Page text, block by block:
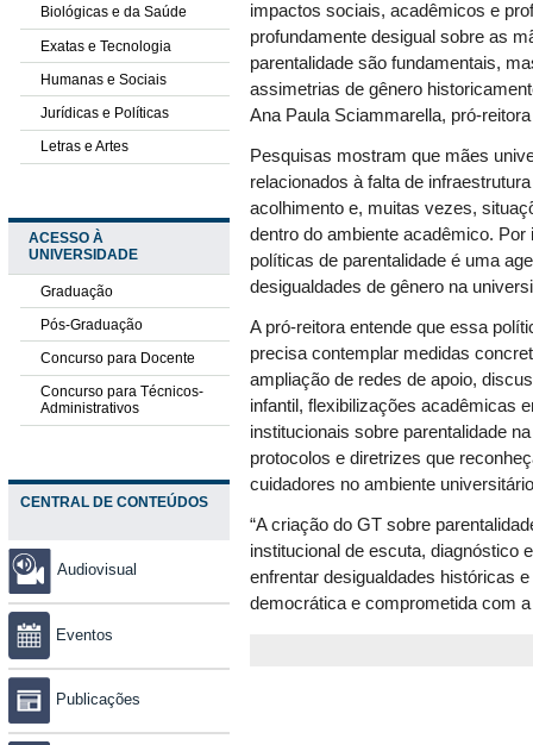
Biológicas e da Saúde
Exatas e Tecnologia
Humanas e Sociais
Jurídicas e Políticas
Letras e Artes
ACESSO À
UNIVERSIDADE
Graduação
Pós-Graduação
Concurso para Docente
Concurso para Técnicos-
Administrativos
CENTRAL DE CONTEÚDOS
Audiovisual
Eventos
Publicações
impactos sociais, acadêmicos e
profundamente desigual sobre as
parentalidade são fundamentais,
assimetrias de gênero
Ana Paula Sciammarella, pró-
Pesquisas mostram que mães
relacionados à falta de
acolhimento e, muitas vezes,
dentro do ambiente acadêmico.
políticas de parentalidade é uma
desigualdades de gênero na
A pró-reitora entende que essa
precisa contemplar medidas
ampliação de redes de apoio,
infantil, flexibilizações acadêmicas
institucionais sobre parentalidade
protocolos e diretrizes que
cuidadores no ambiente
“A criação do GT sobre
institucional de escuta, diagnóstico
enfrentar desigualdades históricas
democrática e comprometida com